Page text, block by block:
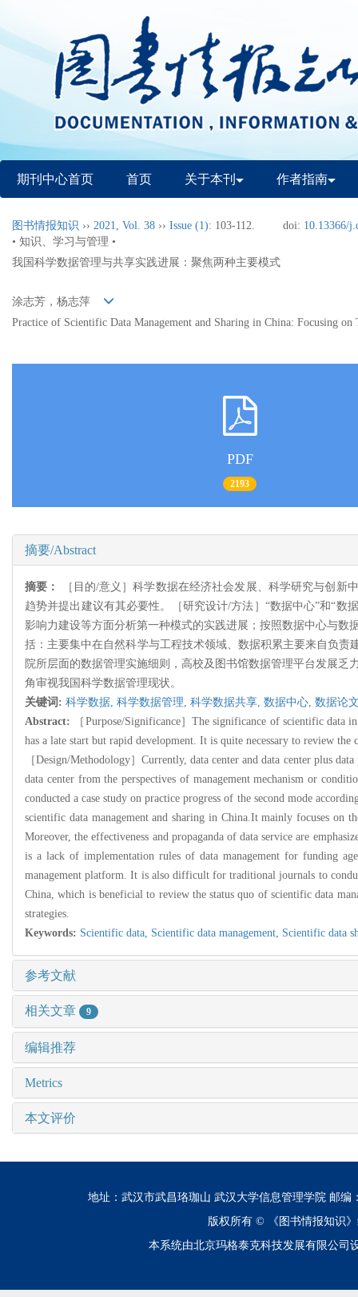
期刊中心首页 首页 关于本刊 作者指南
图书情报知识 ›› 2021, Vol. 38 ›› Issue (1): 103-112. doi: 10.13366/
• 知识、学习与管理 •
我国科学数据管理与共享实践进展：聚焦两种主要模式
涂志芳，杨志萍
Practice of Scientific Data Management and Sharing in China: Focusing on
PDF
2193
摘要/Abstract
摘要：
［目的/意义］科学数据在经济社会发展、科学研究与创
趋势并提出建议有其必要性。［研究设计/方法］“数据中心”和“
影响力建设等方面分析第一种模式的实践进展；按照数据中心与
括：主要集中在自然科学与工程技术领域、数据积累主要来自负
院所层面的数据管理实施细则，高校及图书馆数据管理平台发展
角审视我国科学数据管理现状。
关键词: 科学数据, 科学数据管理, 科学数据共享, 数据中心, 数据论
Abstract:
［Purpose/Significance］The significance of scientific data
has a late start but rapid development. It is quite necessary to review the
［Design/Methodology］Currently, data center and data center plus
data center from the perspectives of management mechanism or
conducted a case study on practice progress of the second mode
scientific data management and sharing in China.It mainly focuses on
Moreover, the effectiveness and propaganda of data service are
is a lack of implementation rules of data management for funding
management platform. It is also difficult for traditional journals to
China, which is beneficial to review the status quo of scientific data
strategies.
Keywords: Scientific data, Scientific data management, Scientific data
参考文献
相关文章 9
编辑推荐
Metrics
本文评价
地址：武汉市武昌珞珈山 武汉大学信息管理学院 邮编
版权所有 ©
《图书情报知识
本系统由北京玛格泰克科技发展有限公司